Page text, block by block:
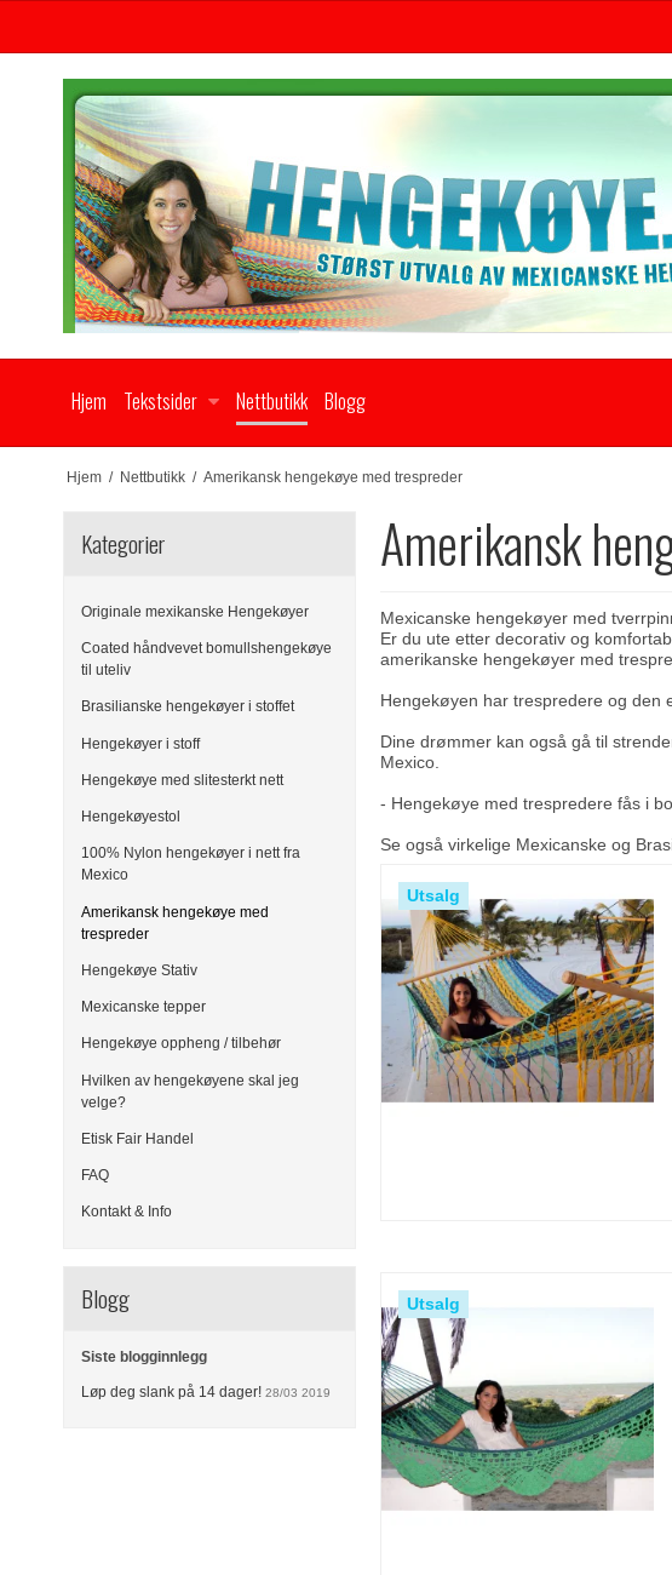
Hjem Tekstsider Nettbutikk Blogg
Hjem / Nettbutikk / Amerikansk hengekøye med trespreder
Kategorier
Originale mexikanske Hengekøyer
Coated håndvevet bomullshengekøye
til uteliv
Brasilianske hengekøyer i stoffet
Hengekøyer i stoff
Hengekøye med slitesterkt nett
Hengekøyestol
100% Nylon hengekøyer i nett fra
Mexico
Amerikansk hengekøye med
trespreder
Hengekøye Stativ
Mexicanske tepper
Hengekøye oppheng / tilbehør
Hvilken av hengekøyene skal jeg
velge?
Etisk Fair Handel
FAQ
Kontakt & Info
Blogg
Siste blogginnlegg
Løp deg slank på 14 dager! 28/03 2019
Amerikansk
Mexicanske hengekøyer med
Er du ute etter decorativ og
amerikanske hengekøyer med
Hengekøyen har trespredere og den
Dine drømmer kan også gå til
Mexico.
- Hengekøye med trespredere fås i
Se også virkelige Mexicanske og
Utsalg
Utsalg